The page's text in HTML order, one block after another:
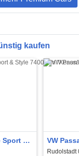
kaufen
Sport &
VW
DSG
Rudolstadt